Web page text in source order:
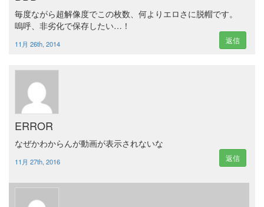
毎度ながら超解像度でこの枚数、何よりエロさに脱帽です。
嗚呼、非劣化で保存したい…！
11月 26th, 2014 返信
ERROR
なぜかわからんが動画が表示されないな
11月 27th, 2016 返信